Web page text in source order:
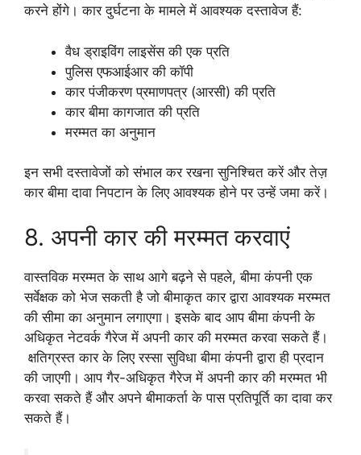
करने होंगे। कार दुर्घटना के मामले में आवश्यक दस्तावेज हैं:
वैध ड्राइविंग लाइसेंस की एक प्रति
पुलिस एफआईआर की कॉपी
कार पंजीकरण प्रमाणपत्र (आरसी) की प्रति
कार बीमा कागजात की प्रति
मरम्मत का अनुमान
इन सभी दस्तावेजों को संभाल कर रखना सुनिश्चित करें और तेज़
कार बीमा दावा निपटान के लिए आवश्यक होने पर उन्हें जमा करें।
8. अपनी कार की मरम्मत करवाएं
वास्तविक मरम्मत के साथ आगे बढ़ने से पहले, बीमा कंपनी एक
सर्वेक्षक को भेज सकती है जो बीमाकृत कार द्वारा आवश्यक मरम्मत
की सीमा का अनुमान लगाएगा। इसके बाद आप बीमा कंपनी के
अधिकृत नेटवर्क गैरेज में अपनी कार की मरम्मत करवा सकते हैं।
क्षतिग्रस्त कार के लिए रस्सा सुविधा बीमा कंपनी द्वारा ही प्रदान
की जाएगी। आप गैर-अधिकृत गैरेज में अपनी कार की मरम्मत भी
करवा सकते हैं और अपने बीमाकर्ता के पास प्रतिपूर्ति का दावा कर
सकते हैं।